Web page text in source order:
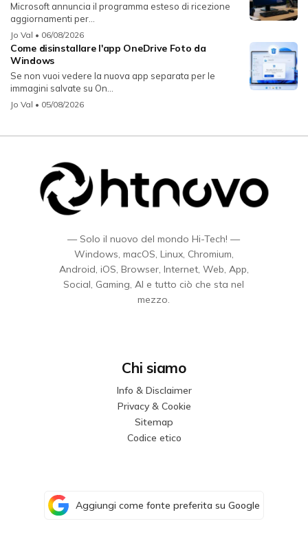
Microsoft annuncia il programma esteso di ricezione
aggiornamenti per...
Jo Val • 06/08/2026
Come disinstallare l'app OneDrive Foto da
Windows
Se non vuoi vedere la nuova app separata per le
immagini salvate su On...
Jo Val • 05/08/2026
— Solo il nuovo del mondo Hi-Tech! —
Windows, macOS, Linux, Chromium,
Android, iOS, Browser, Internet, Web, App,
Social, Gaming, AI e tutto ciò che sta nel
mezzo.
Chi siamo
Info & Disclaimer
Privacy & Cookie
Sitemap
Codice etico
Aggiungi come fonte preferita su Google